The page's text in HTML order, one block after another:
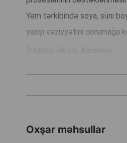
Yem tərkibində soya, süni
yaxşı vəziyyətini qorumağa
Oxşar məhsullar